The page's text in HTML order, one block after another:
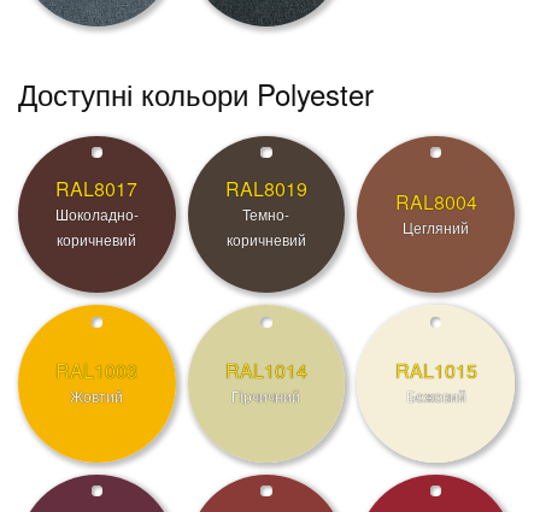
Доступні кольори Polyester
RAL8017
Шоколадно-
коричневий
RAL8019
Темно-
коричневий
RAL8004
Цегляний
RAL1003
Жовтий
RAL1014
Гірчичний
RAL1015
Бежевий